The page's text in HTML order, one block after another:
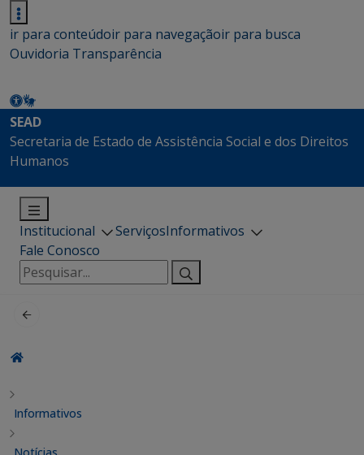
ir para conteúdoir para navegaçãoir para busca
Ouvidoria Transparência
SEAD
Secretaria de Estado de Assistência Social e dos Direitos
Humanos
Institucional ServiçosInformativos
Fale Conosco
Pesquisar
por:
Informativos